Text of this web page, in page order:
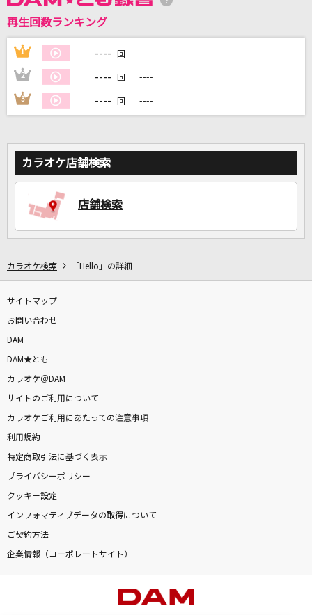
カラオケをもっと楽しもう！
家族や友達と一緒に！練習にも！
再生回数ランキング
1 ---- 回 ----
2 ---- 回 ----
3 ---- 回 ----
カラオケ店舗検索
店舗検索
カラオケ検索 「Hello」の詳細
サイトマップ
お問い合わせ
DAM
DAM★とも
カラオケ＠DAM
サイトのご利用について
カラオケご利用にあたっての注意事項
利用規約
特定商取引法に基づく表示
プライバシーポリシー
クッキー設定
インフォマティブデータの取得について
ご契約方法
企業情報（コーポレートサイト）